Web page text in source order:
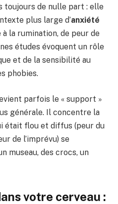
toujours de nulle part : elle
plus large d’anxiété
à la rumination, de peur de
études évoquent un rôle
et de la sensibilité au
phobies.
parfois le « support »
générale. Il concentre la
était flou et diffus (peur du
de l’imprévu) se
museau, des crocs, un
votre cerveau :